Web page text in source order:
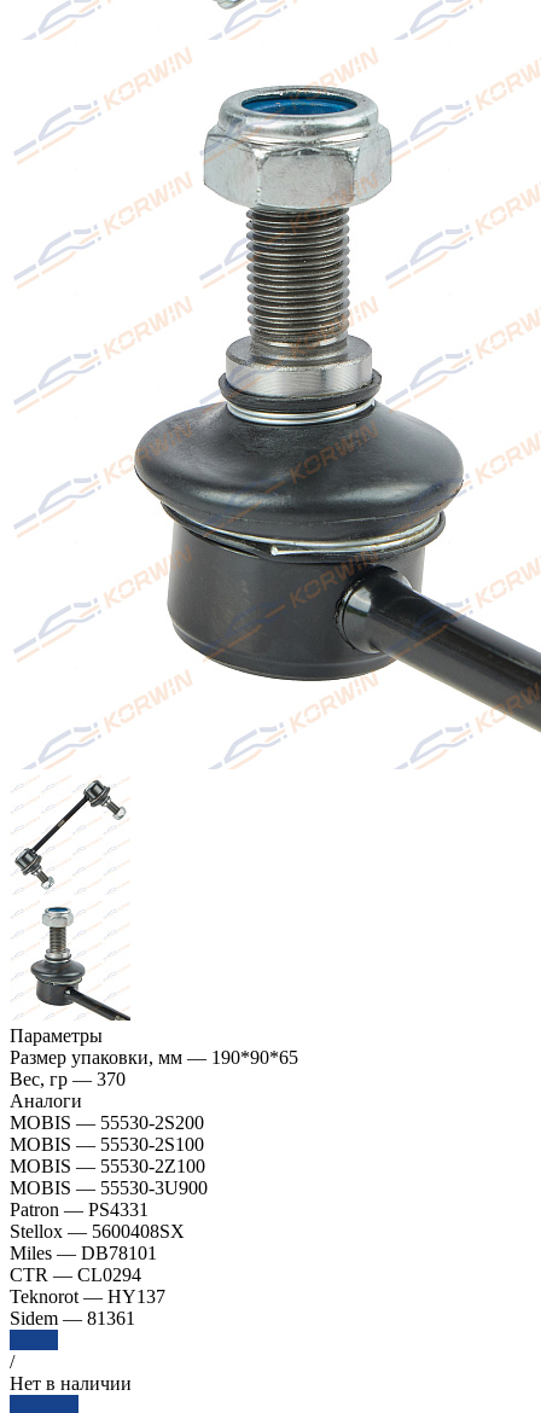
Параметры
Размер упаковки, мм — 190*90*65
Вес, гр — 370
Аналоги
MOBIS — 55530-2S200
MOBIS — 55530-2S100
MOBIS — 55530-2Z100
MOBIS — 55530-3U900
Patron — PS4331
Stellox — 5600408SX
Miles — DB78101
CTR — CL0294
Teknorot — HY137
Sidem — 81361
/
Нет в наличии